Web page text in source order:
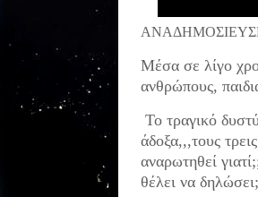
Μέσα σε λίγο
ανθρώπους,
Το τραγικό
άδοξα,,,τους
αναρωτηθεί
θέλει να